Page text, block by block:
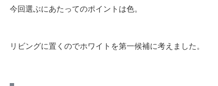
今回選ぶにあたってのポイントは色。
リビングに置くのでホワイトを第一候補に考えました。